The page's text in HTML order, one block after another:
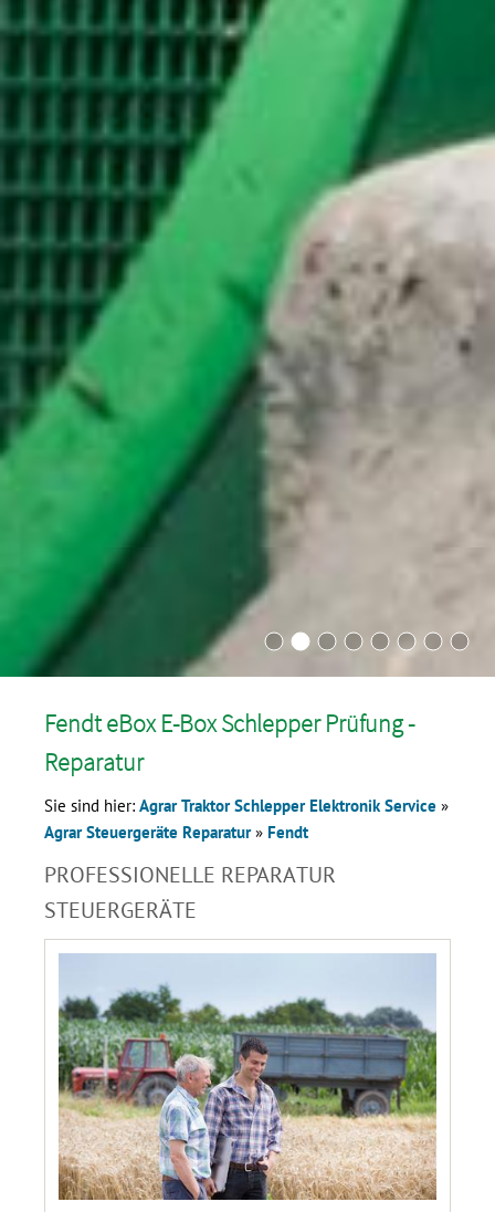
Fendt eBox E-Box Schlepper Prüfung -
Reparatur
Sie sind hier: Agrar Traktor Schlepper Elektronik Service »
Agrar Steuergeräte Reparatur» Fendt
PROFESSIONELLE REPARATUR
STEUERGERÄTE